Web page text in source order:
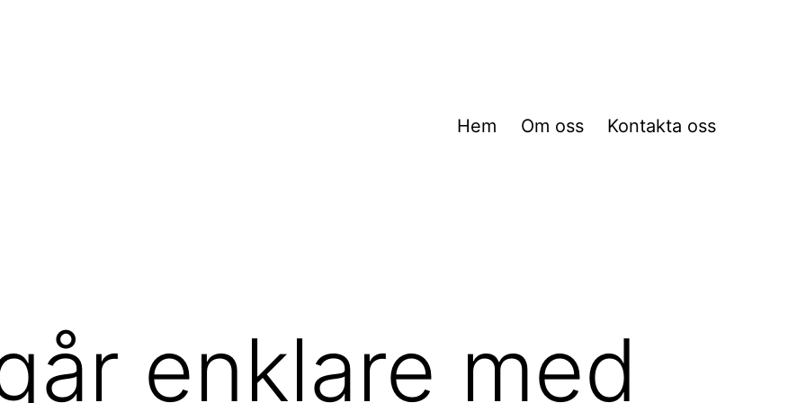
Hem Om oss Kontakta oss
enklare med